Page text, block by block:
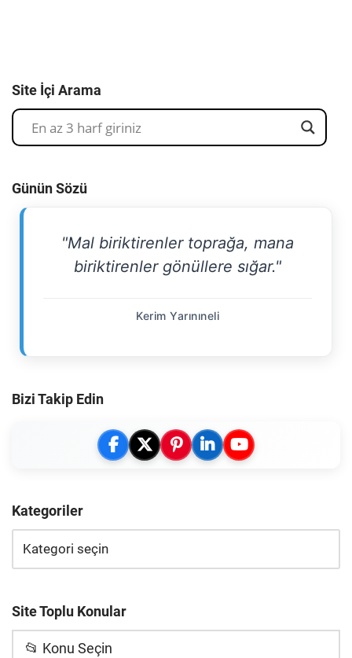
Site İçi Arama
Günün Sözü
"Mal biriktirenler toprağa, mana
biriktirenler gönüllere sığar."
Kerim Yarınıneli
Bizi Takip Edin
Kategoriler
Site Toplu Konular
📂 Konu Seçin